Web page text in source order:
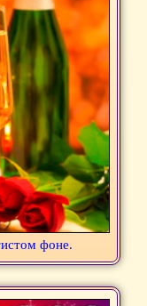
фоне.